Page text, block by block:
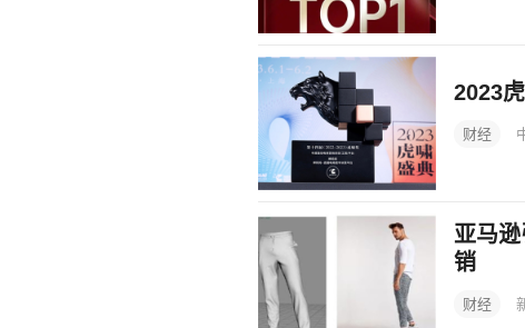
2023
财经
亚马
销
财经